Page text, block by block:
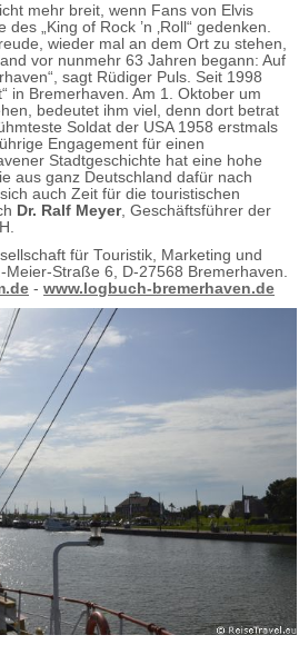
mehr breit, wenn Fans von Elvis
„King of Rock ’n ‚Roll“ gedenken.
wieder mal an dem Ort zu stehen,
vor nunmehr 63 Jahren begann: Auf
sagt Rüdiger Puls. Seit 1998
in Bremerhaven. Am 1. Oktober um
bedeutet ihm viel, denn dort betrat
Soldat der USA 1958 erstmals
Engagement für einen
Stadtgeschichte hat eine hohe
aus ganz Deutschland dafür nach
auch Zeit für die touristischen
Dr. Ralf Meyer, Geschäftsführer der
für Touristik, Marketing und
Straße 6, D-27568 Bremerhaven.
- www.logbuch-bremerhaven.de